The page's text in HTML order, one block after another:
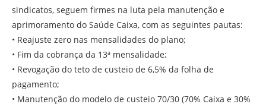
sindicatos, seguem firmes na luta pela manutenção e
aprimoramento do Saúde Caixa, com as seguintes pautas:
• Reajuste zero nas mensalidades do plano;
• Fim da cobrança da 13ª mensalidade;
• Revogação do teto de custeio de 6,5% da folha de
pagamento;
• Manutenção do modelo de custeio 70/30 (70% Caixa e 30%